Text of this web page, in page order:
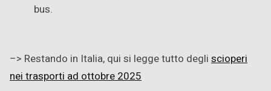
bus.
–> Restando in Italia, qui si legge tutto degli scioperi
nei trasporti ad ottobre 2025